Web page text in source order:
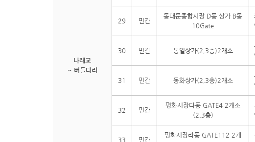
나래교
~ 버들다리
29 민간
동대문종합시장 D동 상가 B동
10Gate
30 민간 통일상가(2,3층)2개소
31 민간 동화상가(2,3층)2개소
32 민간
평화시장다동 GATE4 2개소
(2,3층)
33 민간
평화시장라동 GATE112 2개